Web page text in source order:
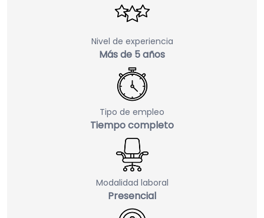
Nivel de experiencia
Más de 5 años
Tipo de empleo
Tiempo completo
Modalidad laboral
Presencial